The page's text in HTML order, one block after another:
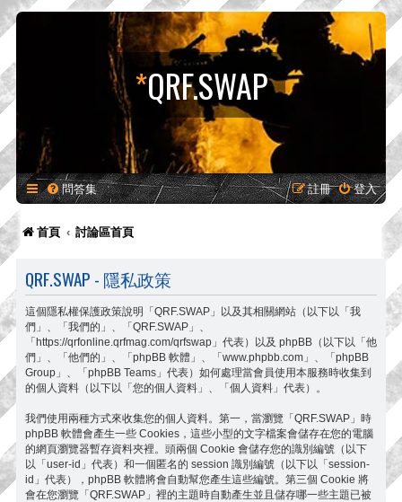
*QRF.SWAP
問答集 登入
註冊
首頁 討論區首頁
QRF.SWAP - 隱私政策
這個隱私權保護政策說明「QRF.SWAP」以及其相關網站（以下以「我
們」、「我們的」、「QRF.SWAP」、
「https://qrfonline.qrfmag.com/qrfswap」代表）以及 phpBB（以下以「他
們」、「他們的」、「phpBB 軟體」、「www.phpbb.com」、「phpBB
Group」、「phpBB Teams」代表）如何處理當會員使用本服務時收集到
的個人資料（以下以「您的個人資料」、「個人資料」代表）。
我們使用兩種方式來收集您的個人資料。第一，當瀏覽「QRF.SWAP」時
phpBB 軟體會產生一些 Cookies，這些小型的文字檔案會儲存在您的電腦
的網頁瀏覽器暫存資料夾裡。頭兩個 Cookie 會儲存您的識別編號（以下
以「user-id」代表）和一個匿名的 session 識別編號（以下以「session-
id」代表），phpBB 軟體將會自動幫您產生這些編號。第三個 Cookie 將
會在您瀏覽「QRF.SWAP」裡的主題時自動產生並且儲存哪一些主題已被